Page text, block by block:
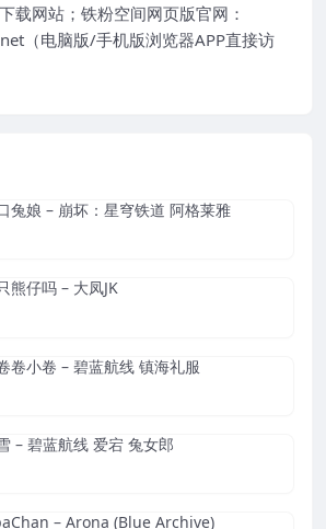
载网站；铁粉空间网页版官网：
（电脑版/手机版浏览器APP直接访
兔娘 – 崩坏：星穹铁道 阿格莱雅
熊仔吗 – 大凤JK
卷小卷 – 碧蓝航线 镇海礼服
– 碧蓝航线 爱宕 兔女郎
– Arona (Blue Archive)